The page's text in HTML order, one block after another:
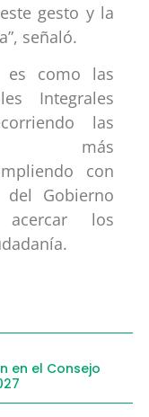
gesto y la
señaló.
es como las
Integrales
las
más
con
Gobierno
los
en el Consejo